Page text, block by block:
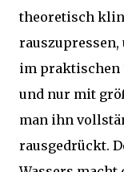
theoretisch
im praktischen
und nur mit
man ihn
rausgedrückt.